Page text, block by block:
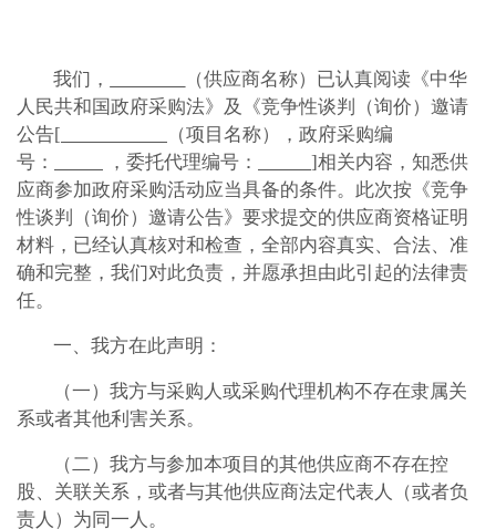
我们， （供应商名称）已认真阅读 《中华
人民共和国政府采购法》及《竞争性谈判（询价）邀请
公告[
（项目名称），政府采购编
号：
，委托代理编号：
]相关内容，知悉供
应商参加政府采购活动应当具备的条件。此次按《竞争
性谈判（询价）邀请公告》要求提交的供应商资格证明
材料，已经认真核对和检查，全部内容真实、合法、准
确和完整，我们对此负责，并愿承担由此引起的法律责
任。
一、我方在此声明：
（一）我方与采购人或采购代理机构不存在隶属关
系或者其他利害关系。
（二）我方与参加本项目的其他供应商不存在控
股、关联关系，或者与其他供应商法定代表人（或者负
责人）为同一人。